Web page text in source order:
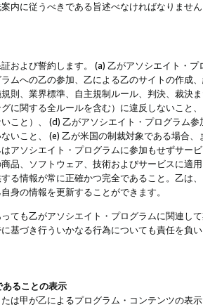
内に従うべきである旨述べなければなりませ
および誓約します。 (a) 乙がアソシエイト・
ムへの乙の参加、乙による乙のサイトの作成
則、業界標準、自主規制ルール、判決、裁決
に関する全ルールを含む）に違反しないこと
こと）、 (d) 乙がアソシエイト・プログラム
いこと、 (e) 乙が米国の制裁対象である場合
アソシエイト・プログラムに参加もせずサー
品、ソフトウェア、技術およびサービスに適
る情報が常に正確かつ完全であること。乙は
身の情報を更新することができます。
ても乙がアソシエイト・プログラムに関連し
基づき行ういかなる行為についても責任を負
ることの表示
は甲が乙によるプログラム・コンテンツの表